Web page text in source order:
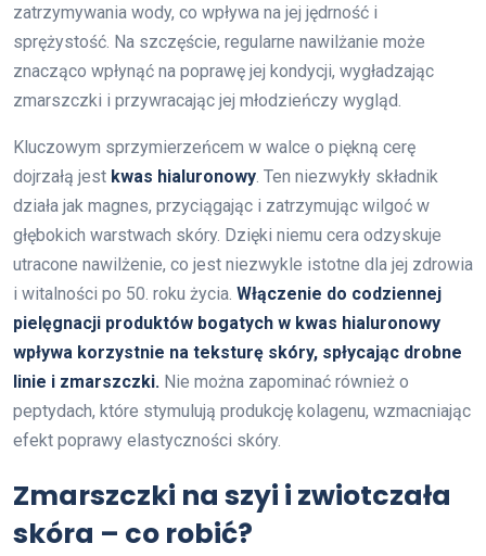
zatrzymywania wody, co wpływa na jej jędrność i
sprężystość. Na szczęście, regularne nawilżanie może
znacząco wpłynąć na poprawę jej kondycji, wygładzając
zmarszczki i przywracając jej młodzieńczy wygląd.
Kluczowym sprzymierzeńcem w walce o piękną cerę
dojrzałą jest kwas hialuronowy. Ten niezwykły składnik
działa jak magnes, przyciągając i zatrzymując wilgoć w
głębokich warstwach skóry. Dzięki niemu cera odzyskuje
utracone nawilżenie, co jest niezwykle istotne dla jej zdrowia
i witalności po 50. roku życia. Włączenie do codziennej
pielęgnacji produktów bogatych w kwas hialuronowy
wpływa korzystnie na teksturę skóry, spłycając drobne
linie i zmarszczki. Nie można zapominać również o
peptydach, które stymulują produkcję kolagenu, wzmacniając
efekt poprawy elastyczności skóry.
Zmarszczki na szyi i zwiotczała
skóra – co robić?